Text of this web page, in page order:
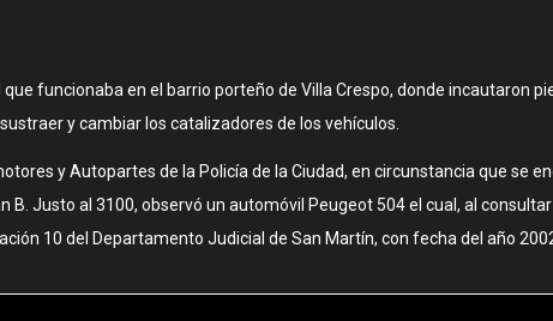
funcionaba en el barrio porteño de Villa Crespo, donde incautaron
y cambiar los catalizadores de los vehículos.
y Autopartes de la Policía de la Ciudad, en circunstancia que se
B. Justo al 3100, observó un automóvil Peugeot 504 el cual, al
10 del Departamento Judicial de San Martín, con fecha del año